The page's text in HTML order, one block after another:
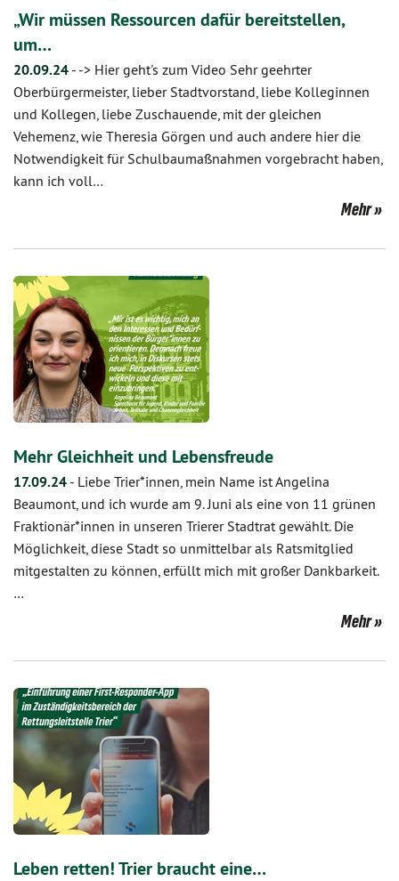
„Wir müssen Ressourcen dafür bereitstellen,
um…
20.09.24 - -> Hier geht's zum Video Sehr geehrter
Oberbürgermeister, lieber Stadtvorstand, liebe Kolleginnen
und Kollegen, liebe Zuschauende, mit der gleichen
Vehemenz, wie Theresia Görgen und auch andere hier die
Notwendigkeit für Schulbaumaßnahmen vorgebracht haben,
kann ich voll…
Mehr
Mehr Gleichheit und Lebensfreude
17.09.24 - Liebe Trier*innen, mein Name ist Angelina
Beaumont, und ich wurde am 9. Juni als eine von 11 grünen
Fraktionär*innen in unseren Trierer Stadtrat gewählt. Die
Möglichkeit, diese Stadt so unmittelbar als Ratsmitglied
mitgestalten zu können, erfüllt mich mit großer Dankbarkeit.
…
Mehr
Leben retten! Trier braucht eine…